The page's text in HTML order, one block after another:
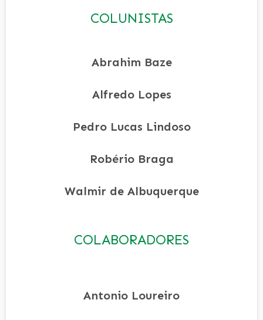
COLUNISTAS
Abrahim Baze
Alfredo Lopes
Pedro Lucas Lindoso
Robério Braga
Walmir de Albuquerque
COLABORADORES
Antonio Loureiro